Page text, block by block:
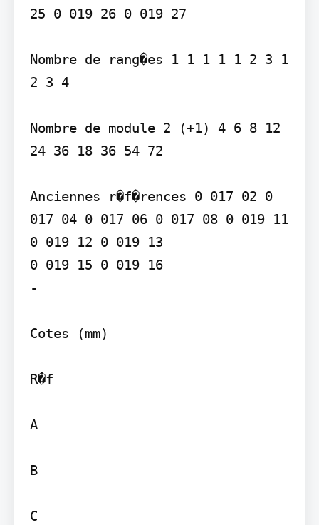
25 0 019 26 0 019 27
Nombre de rang�es 1 1 1 1 1 2 3 1
2 3 4
Nombre de module 2 (+1) 4 6 8 12
24 36 18 36 54 72
Anciennes r�f�rences 0 017 02 0
017 04 0 017 06 0 017 08 0 019 11
0 019 12 0 019 13
0 019 15 0 019 16
-
Cotes (mm)
R�f
A
B
C